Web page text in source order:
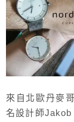
來自北歐丹麥
名設計師Jakob